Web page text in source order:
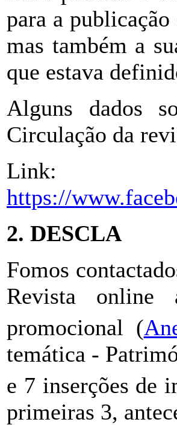
para a
mas também a
que estava
Alguns dados
Circulação da
Link:
https://
2. DESCLA
Fomos
Revista online
promocional (
temática -
e 7 inserções de
primeiras 3,